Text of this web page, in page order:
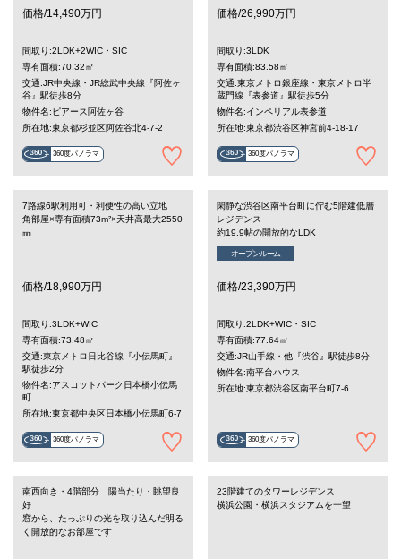
価格/14,490万円
間取り:2LDK+2WIC・SIC
専有面積:70.32㎡
交通:JR中央線・JR総武中央線『阿佐ヶ
谷』駅徒歩8分
物件名:ピアース阿佐ヶ谷
所在地:東京都杉並区阿佐谷北4-7-2
360度パノラマ
価格/26,990万円
間取り:3LDK
専有面積:83.58㎡
交通:東京メトロ銀座線・東京メトロ半
蔵門線『表参道』駅徒歩5分
物件名:インペリアル表参道
所在地:東京都渋谷区神宮前4-18-17
360度パノラマ
7路線6駅利用可・利便性の高い立地
角部屋×専有面積73m²×天井高最大2550
㎜
価格/18,990万円
間取り:3LDK+WIC
専有面積:73.48㎡
交通:東京メトロ日比谷線『小伝馬町』
駅徒歩2分
物件名:アスコットパーク日本橋小伝馬
町
所在地:東京都中央区日本橋小伝馬町6-7
360度パノラマ
閑静な渋谷区南平台町に佇む5階建低層
レジデンス
約19.9帖の開放的なLDK
オープンルーム
価格/23,390万円
間取り:2LDK+WIC・SIC
専有面積:77.64㎡
交通:JR山手線・他『渋谷』駅徒歩8分
物件名:南平台ハウス
所在地:東京都渋谷区南平台町7-6
360度パノラマ
南西向き・4階部分 陽当たり・眺望良
好
窓から、たっぷりの光を取り込んだ明る
く開放的なお部屋です
23階建てのタワーレジデンス
横浜公園・横浜スタジアムを一望